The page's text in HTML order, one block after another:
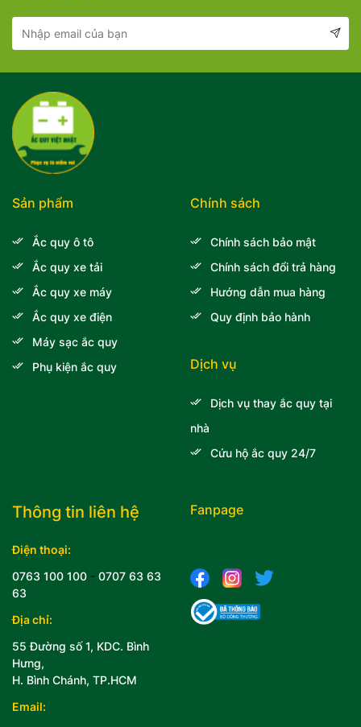
Thông tin liên hệ
Điện thoại:
0763 100 100 - 0707 63 63
63
Địa chỉ:
55 Đường số 1, KDC. Bình
Hưng,
H. Bình Chánh, TP.HCM
Email:
Sản phẩm
Ắc quy ô tô
Ắc quy xe tải
Ắc quy xe máy
Ắc quy xe điện
Máy sạc ắc quy
Phụ kiện ắc quy
Chính sách
Chính sách bảo mật
Chính sách đổi trả hàng
Hướng dẫn mua hàng
Quy định bảo hành
Dịch vụ
Dịch vụ thay ắc quy tại
nhà
Cứu hộ ắc quy 24/7
Fanpage